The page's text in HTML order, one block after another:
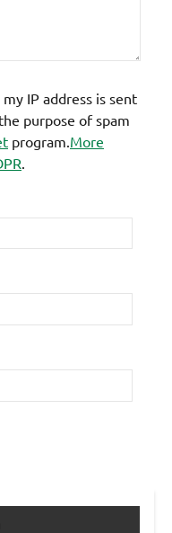
IP address is sent
purpose of spam
program. More